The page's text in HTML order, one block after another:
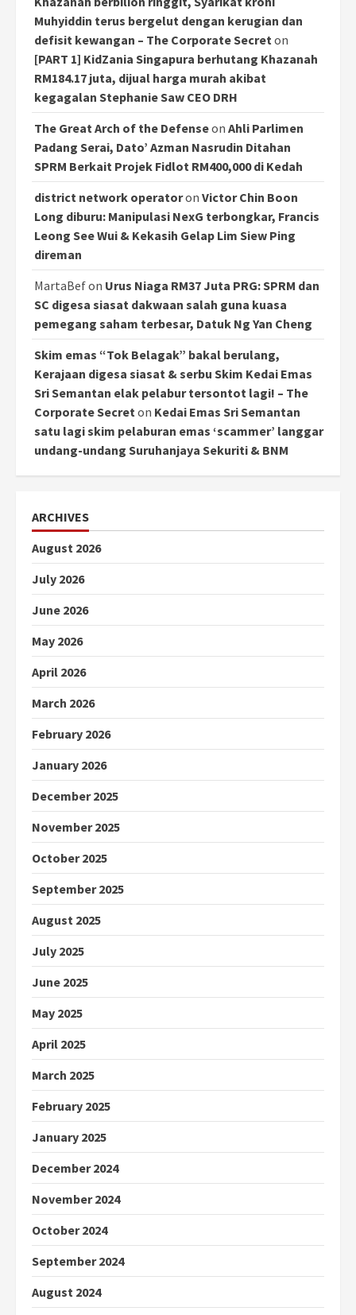
Muhyiddin terus bergelut dengan kerugian dan
defisit kewangan – The Corporate Secreton
[PART 1] KidZania Singapura berhutang Khazanah
RM184.17 juta, dijual harga murah akibat
kegagalan Stephanie Saw CEO DRH
The Great Arch of the Defenseon Ahli Parlimen
Padang Serai, Dato’ Azman Nasrudin Ditahan
SPRM Berkait Projek Fidlot RM400,000 di Kedah
district network operatoron Victor Chin Boon
Long diburu: Manipulasi NexG terbongkar, Francis
Leong See Wui & Kekasih Gelap Lim Siew Ping
direman
MartaBefon Urus Niaga RM37 Juta PRG: SPRM dan
SC digesa siasat dakwaan salah guna kuasa
pemegang saham terbesar, Datuk Ng Yan Cheng
Skim emas “Tok Belagak” bakal berulang,
Kerajaan digesa siasat & serbu Skim Kedai Emas
Sri Semantan elak pelabur tersontot lagi! – The
Corporate Secreton Kedai Emas Sri Semantan
satu lagi skim pelaburan emas ‘scammer’ langgar
undang-undang Suruhanjaya Sekuriti & BNM
ARCHIVES
August 2026
July 2026
June 2026
May 2026
April 2026
March 2026
February 2026
January 2026
December 2025
November 2025
October 2025
September 2025
August 2025
July 2025
June 2025
May 2025
April 2025
March 2025
February 2025
January 2025
December 2024
November 2024
October 2024
September 2024
August 2024